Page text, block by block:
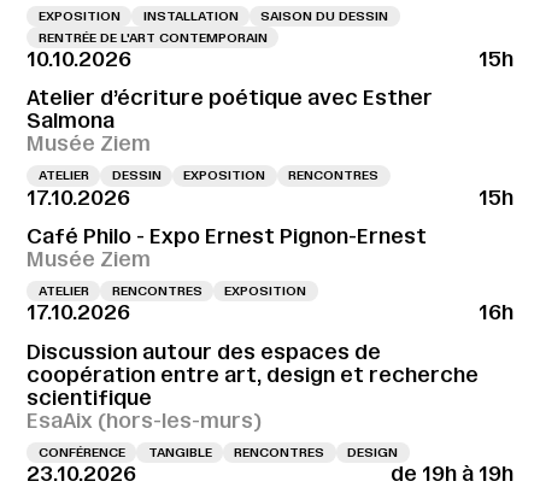
EXPOSITION INSTALLATION
SAISON DU DESSIN
RENTRÉE DE L'ART CONTEMPORAIN
10.10.2026
15h
Atelier d’écriture poétique avec Esther
Salmona
Musée Ziem
ATELIER DESSIN EXPOSITION RENCONTRES
17.10.2026
15h
Café Philo - Expo Ernest Pignon-Ernest
Musée Ziem
ATELIER RENCONTRES EXPOSITION
17.10.2026
16h
Discussion autour des espaces de
coopération entre art, design et recherche
scientifique
EsaAix (hors-les-murs)
CONFÉRENCE TANGIBLE RENCONTRES DESIGN
23.10.2026
de 19h à 19h